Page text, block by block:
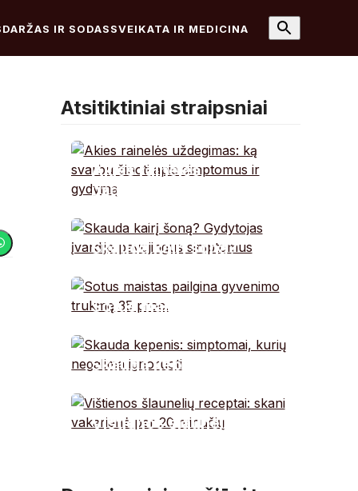
DARŽAS IR SODASSVEIKATA IR MEDICINA
Atsitiktiniai straipsniai
Akies rainelės
uždegimas: ką svarbu
ir gydymą
Skauda kairį šoną?
pavojingus simptomus
Sotus maistas pailgina
proc.
Skauda kepenis:
negalima ignoruoti
Vištienos šlaunelių
minučių